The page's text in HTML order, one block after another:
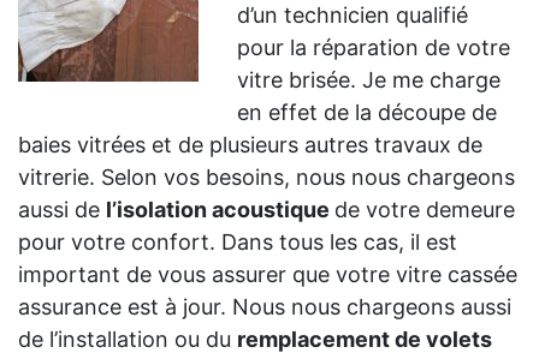
d’un technicien qualifié
pour la réparation de votre
vitre brisée. Je me charge
en effet de la découpe de
baies vitrées et de plusieurs autres travaux de
vitrerie. Selon vos besoins, nous nous chargeons
aussi de l’isolation acoustique de votre demeure
pour votre confort. Dans tous les cas, il est
important de vous assurer que votre vitre cassée
assurance est à jour. Nous nous chargeons aussi
de l’installation ou du remplacement de volets